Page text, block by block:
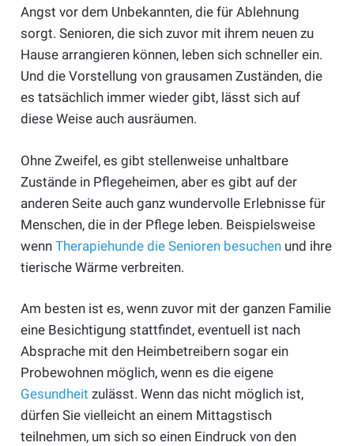
Angst vor dem Unbekannten, die für Ablehnung
sorgt. Senioren, die sich zuvor mit ihrem neuen zu
Hause arrangieren können, leben sich schneller ein.
Und die Vorstellung von grausamen Zuständen, die
es tatsächlich immer wieder gibt, lässt sich auf
diese Weise auch ausräumen.
Ohne Zweifel, es gibt stellenweise unhaltbare
Zustände in Pflegeheimen, aber es gibt auf der
anderen Seite auch ganz wundervolle Erlebnisse für
Menschen, die in der Pflege leben. Beispielsweise
wenn Therapiehunde die Senioren besuchenund ihre
tierische Wärme verbreiten.
Am besten ist es, wenn zuvor mit der ganzen Familie
eine Besichtigung stattfindet, eventuell ist nach
Absprache mit den Heimbetreibern sogar ein
Probewohnen möglich, wenn es die eigene
Gesundheit zulässt. Wenn das nicht möglich ist,
dürfen Sie vielleicht an einem Mittagstisch
teilnehmen, um sich so einen Eindruck von den